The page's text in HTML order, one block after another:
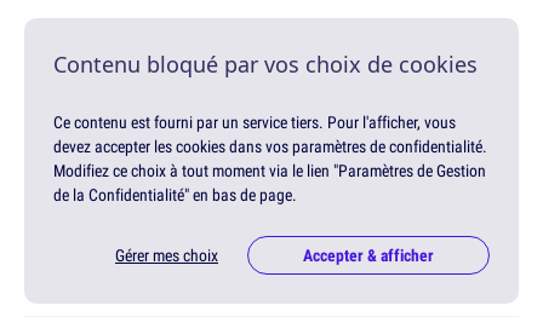
Contenu bloqué par vos choix de cookies
Ce contenu est fourni par un service tiers. Pour l'afficher, vous
devez accepter les cookies dans vos paramètres de confidentialité.
Modifiez ce choix à tout moment via le lien "Paramètres de Gestion
de la Confidentialité" en bas de page.
Gérer mes choix Accepter & afficher